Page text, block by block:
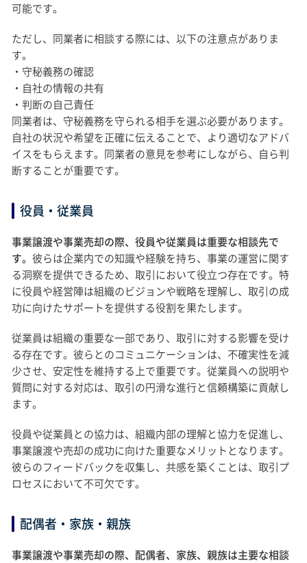
可能です。
ただし、同業者に相談する際には、以下の注意点がありま
す。
・守秘義務の確認
・自社の情報の共有
・判断の自己責任
同業者は、守秘義務を守られる相手を選ぶ必要があります。
自社の状況や希望を正確に伝えることで、より適切なアドバ
イスをもらえます。同業者の意見を参考にしながら、自ら判
断することが重要です。
役員・従業員
事業譲渡や事業売却の際、役員や従業員は重要な相談先で
す。彼らは企業内での知識や経験を持ち、事業の運営に関す
る洞察を提供できるため、取引において役立つ存在です。特
に役員や経営陣は組織のビジョンや戦略を理解し、取引の成
功に向けたサポートを提供する役割を果たします。
従業員は組織の重要な一部であり、取引に対する影響を受け
る存在です。彼らとのコミュニケーションは、不確実性を減
少させ、安定性を維持する上で重要です。従業員への説明や
質問に対する対応は、取引の円滑な進行と信頼構築に貢献し
ます。
役員や従業員との協力は、組織内部の理解と協力を促進し、
事業譲渡や売却の成功に向けた重要なメリットとなります。
彼らのフィードバックを収集し、共感を築くことは、取引プ
ロセスにおいて不可欠です。
配偶者・家族・親族
事業譲渡や事業売却の際、配偶者、家族、親族は主要な相談